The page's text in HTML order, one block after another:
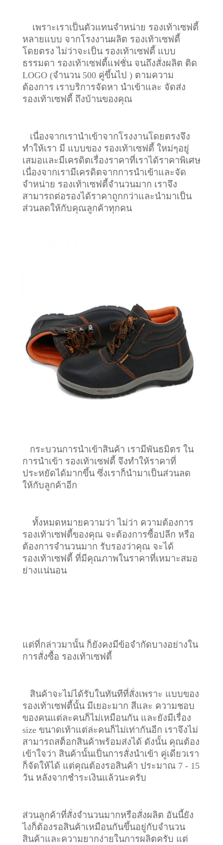
เพราะเราเป็นตัวแทนจำหน่าย รองเท้าเซฟตี้
หลายแบบ จากโรงงานผลิต รองเท้าเซฟตี้
โดยตรง ไม่ว่าจะเป็น รองเท้าเซฟตี้ แบบ
ธรรมดา รองเท้าเซฟตี้แฟชั่น จนถึงสั่งผลิต ติด
LOGO (จำนวน 500 คู่ขึ้นไป ) ตามความ
ต้องการ เราบริการจัดหา นำเข้าและ จัดส่ง
รองเท้าเซฟตี้ ถึงบ้านของคุณ
เนื่องจากเรานำเข้าจากโรงงานโดยตรงจึง
ทำให้เรา มี แบบของ รองเท้าเซฟตี้ ใหม่ๆอยู่
เสมอและมีเครดิตเรื่องราคาที่เราได้ราคาพิเศษ
เนื่องจากเรามีเครดิตจากการนำเข้าและจัด
จำหน่าย รองเท้าเซฟตี้จำนวนมาก เราจึง
สามารถต่อรองได้ราคาถูกกว่าและนำมาเป็น
ส่วนลดให้กับคุณลูกค้าทุกคน
กระบวนการนำเข้าสินค้า เรามีพันธมิตร ใน
การนำเข้า รองเท้าเซฟตี้ จึงทำให้ราคาที่
ประหยัดได้มากขึ้น ซึ่งเราก็นำมาเป็นส่วนลด
ให้กับลูกค้าอีก
ทั้งหมดหมายความว่า ไม่ว่า ความต้องการ
รองเท้าเซฟตี้ของคุณ จะต้องการซื้อปลีก หรือ
ต้องการจำนวนมาก รับรองว่าคุณ จะได้
รองเท้าเซฟตี้ ที่มีคุณภาพในราคาที่เหมาะสมอ
ย่างแน่นอน
แต่ที่กล่าวมานั้น ก็ยังคงมีข้อจำกัดบางอย่างใน
การสั่งซื้อ รองเท้าเซฟตี้
สินค้าจะไม่ได้รับในทันทีที่สั่งเพราะ แบบของ
รองเท้าเซฟตี้นั้น มีเยอะมาก สีและ ความชอบ
ของคนแต่ละคนก็ไม่เหมือนกัน และยังมีเรื่อง
size ขนาดเท้าแต่ล่ะคนก็ไม่เท่ากันอีก เราจึงไม่
สามารถสต็อกสินค้าพร้อมส่งได้ ดังนั้น คุณต้อง
เข้าใจว่า สินค้านั้นเป็นการสั่งนำเข้า คู่เดียวเรา
ก็จัดให้ได้ แต่คุณต้องรอสินค้า ประมาณ 7 - 15
วัน หลังจากชำระเงินแล้วนะครับ
ส่วนลูกค้าที่สั่งจำนวนมากหรือสั่งผลิต อันนี้ยัง
ไงก็ต้องรอสินค้าเหมือนกันขึ้นอยู่กับจำนวน
สินค้าและความยากง่ายในการผลิตครับ แต่